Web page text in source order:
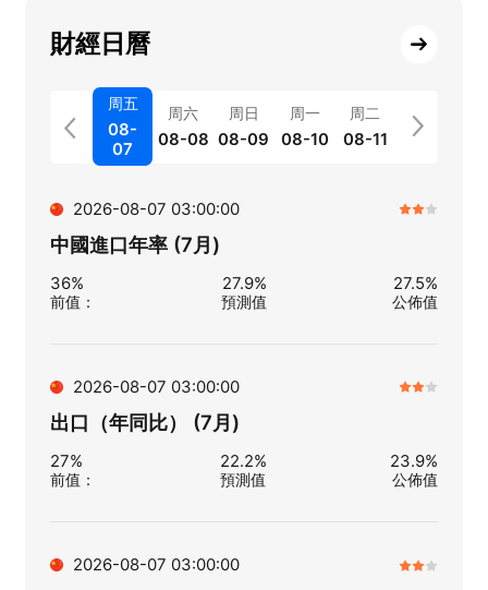
財經日曆
周五
08-
07
周六
08-08
周日
08-09
周一
08-10
周二
08-11
2026-08-07 03:00:00
中國進口年率 (7月)
36%
前值 ：
27.9%
預測值
27.5%
公佈值
2026-08-07 03:00:00
出口（年同比） (7月)
27%
前值 ：
22.2%
預測值
23.9%
公佈值
2026-08-07 03:00:00